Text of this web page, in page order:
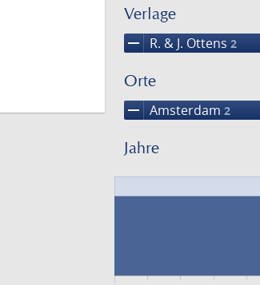
Verlage
remove R. & J. Ottens 2
Orte
remove Amsterdam 2
Jahre